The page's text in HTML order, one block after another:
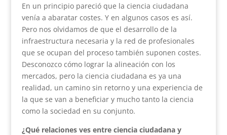
En un principio pareció que la ciencia ciudadana
venía a abaratar costes. Y en algunos casos es así.
Pero nos olvidamos de que el desarrollo de la
infraestructura necesaria y la red de profesionales
que se ocupan del proceso también suponen costes.
Desconozco cómo lograr la alineación con los
mercados, pero la ciencia ciudadana es ya una
realidad, un camino sin retorno y una experiencia de
la que se van a beneficiar y mucho tanto la ciencia
como la sociedad en su conjunto.
¿Qué relaciones ves entre ciencia ciudadana y